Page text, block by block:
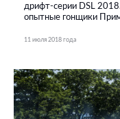
дрифт-серии DSL
опытные гонщики
11 июля 2018 года